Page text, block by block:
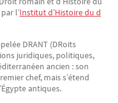
l’Institut d’Histoire du d
DRANT (DRoits
juridiques, politiques,
ancien : son
chef, mais s’étend
antiques.